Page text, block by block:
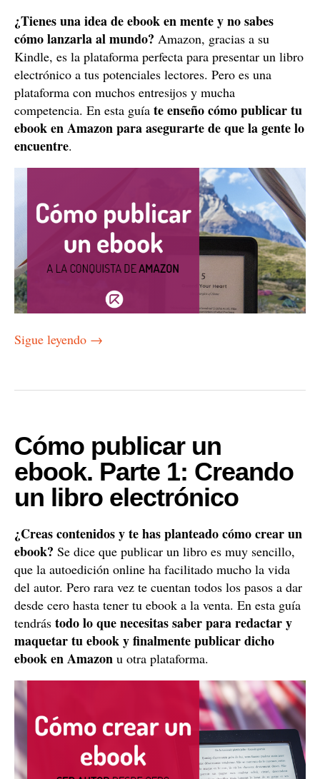
¿Tienes una idea de ebook en mente y no sabes
cómo lanzarla al mundo? Amazon, gracias a su
Kindle, es la plataforma perfecta para presentar un libro
electrónico a tus potenciales lectores. Pero es una
plataforma con muchos entresijos y mucha
competencia. En esta guía te enseño cómopublicar tu
ebook en Amazon para asegurarte de que la gente lo
encuentre.
Sigue leyendo →
Cómo publicar un
ebook. Parte 1: Creando
un libro electrónico
¿Creas contenidos y te has planteado cómo crear un
ebook? Se dice que publicar un libro es muy sencillo,
que la autoedición online ha facilitado mucho la vida
del autor. Pero rara vez te cuentan todos los pasos a dar
desde cero hasta tener tu ebook a la venta. En esta guía
tendrás todo lo que necesitas saber para redactar y
maquetar tu ebook y finalmente publicar dicho
ebook en Amazon u otra plataforma.